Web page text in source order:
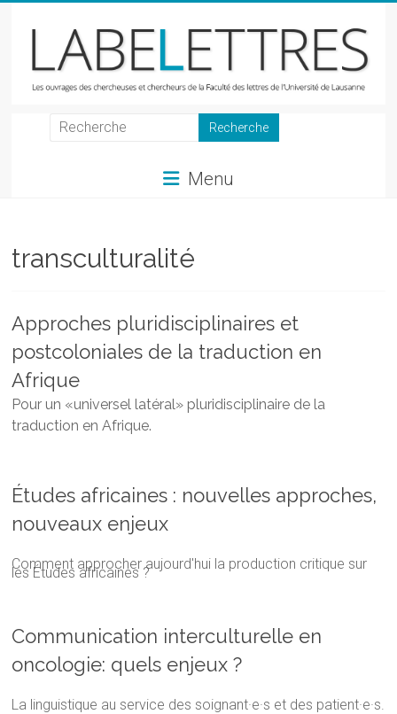
LabeLettres
et
chercheurs
Faculté
des
lettres
Menu
transculturalité
Approches pluridisciplinaires et
postcoloniales de la traduction en
Afrique
Pour un «universel latéral» pluridisciplinaire de la
traduction en Afrique.
Études africaines : nouvelles approches,
nouveaux enjeux
Comment approcher aujourd'hui la production critique sur
les Études africaines ?
Communication interculturelle en
oncologie: quels enjeux ?
La linguistique au service des soignant·e·s et des patient·e·s.